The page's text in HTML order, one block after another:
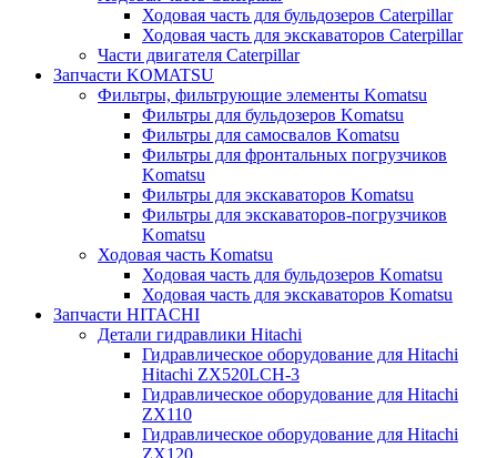
Ходовая часть для бульдозеров Caterpillar
Ходовая часть для экскаваторов Caterpillar
Части двигателя Caterpillar
Запчасти KOMATSU
Фильтры, фильтрующие элементы Komatsu
Фильтры для бульдозеров Komatsu
Фильтры для самосвалов Komatsu
Фильтры для фронтальных погрузчиков
Komatsu
Фильтры для экскаваторов Komatsu
Фильтры для экскаваторов-погрузчиков
Komatsu
Ходовая часть Komatsu
Ходовая часть для бульдозеров Komatsu
Ходовая часть для экскаваторов Komatsu
Запчасти HITACHI
Детали гидравлики Hitachi
Гидравлическое оборудование для Hitachi
Hitachi ZX520LCH-3
Гидравлическое оборудование для Hitachi
ZX110
Гидравлическое оборудование для Hitachi
ZX120